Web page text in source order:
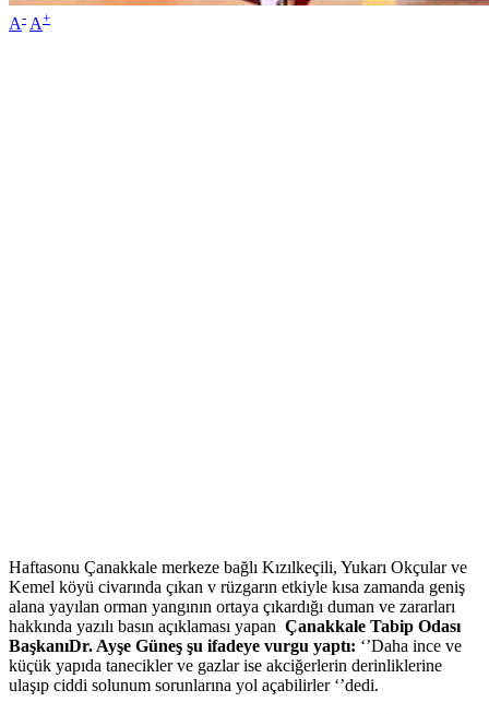
A- A+
Haftasonu Çanakkale merkeze bağlı Kızılkeçili, Yukarı Okçular ve
Kemel köyü civarında çıkan v rüzgarın etkiyle kısa zamanda geniş
alana yayılan orman yangının ortaya çıkardığı duman ve zararları
hakkında yazılı basın açıklaması yapan Çanakkale Tabip Odası
BaşkanıDr. Ayşe Güneş şu ifadeye vurgu yaptı: ‘’Daha ince ve
küçük yapıda tanecikler ve gazlar ise akciğerlerin derinliklerine
ulaşıp ciddi solunum sorunlarına yol açabilirler ‘’dedi.